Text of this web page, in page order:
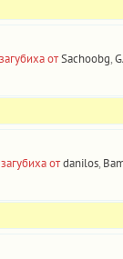
загубиха отSachoobg,
загубиха отdanilos,